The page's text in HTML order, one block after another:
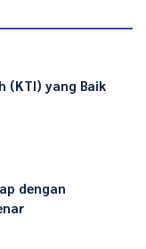
(KTI) yang Baik
dengan